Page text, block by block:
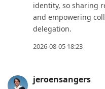
current
view
identity, so sharing
and empowering
delegation.
2026-08-05 18:23
jeroensangers